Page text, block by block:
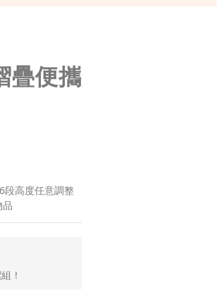
疊便攜
高度任意調整
！